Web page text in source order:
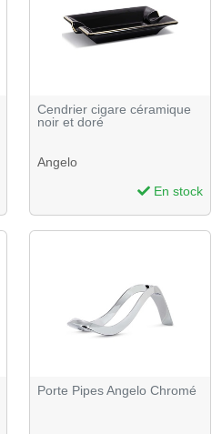
Cendrier cigare céramique
noir et doré
Angelo
En stock
Porte Pipes Angelo Chromé